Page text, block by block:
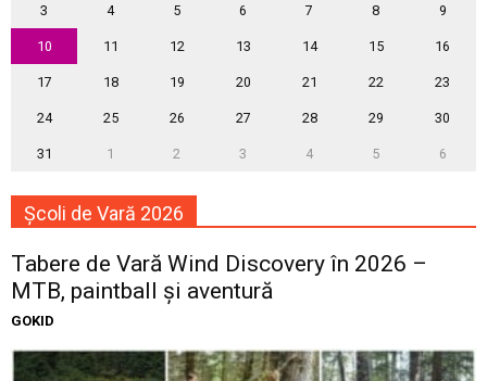
3 4 5 6 7 8 9
10 11 12 13 14 15 16
17 18 19 20 21 22 23
24 25 26 27 28 29 30
31 1 2 3 4 5 6
Școli de Vară 2026
Tabere de Vară Wind Discovery în 2026 –
MTB, paintball și aventură
GOKID